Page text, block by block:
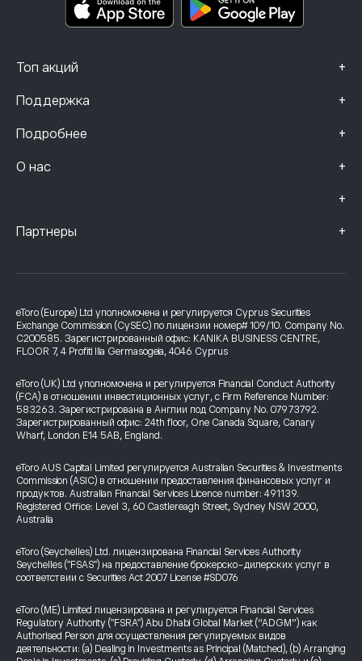
Топ акций +
Поддержка +
Подробнее +
О нас +
+
Партнеры +
eToro (Europe) Ltd уполномочена и регулируется Cyprus Securities
Exchange Commission (CySEC) по лицензии номер# 109/10. Company No.
C200585. Зарегистрированный офис: KANIKA BUSINESS CENTRE,
FLOOR 7, 4 Profiti Ilia Germasogeia, 4046 Cyprus
eToro (UK) Ltd уполномочена и регулируется Financial Conduct Authority
(FCA) в отношении инвестиционных услуг, с Firm Reference Number:
583263. Зарегистрирована в Англии под Company No. 07973792.
Зарегистрированный офис: 24th floor, One Canada Square, Canary
Wharf, London E14 5AB, England.
eToro AUS Capital Limited регулируется Australian Securities & Investments
Commission (ASIC) в отношении предоставления финансовых услуг и
продуктов. Australian Financial Services Licence number: 491139.
Registered Office: Level 3, 60 Castlereagh Street, Sydney NSW 2000,
Australia
eToro (Seychelles) Ltd. лицензирована Financial Services Authority
Seychelles ("FSAS") на предоставление брокерско-дилерских услуг в
соответствии с Securities Act 2007 License #SD076
eToro (ME) Limited лицензирована и регулируется Financial Services
Regulatory Authority ("FSRA") Abu Dhabi Global Market (“ADGM”) как
Authorised Person для осуществления регулируемых видов
деятельности: (a) Dealing in Investments as Principal (Matched), (b) Arranging